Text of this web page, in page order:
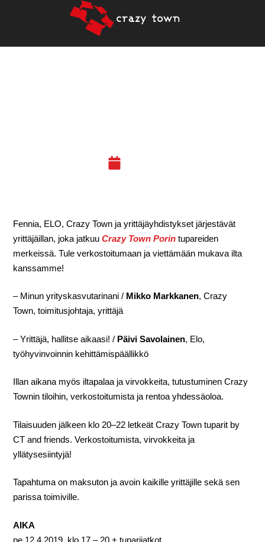
Fennia, ELO, Crazy Town ja yrittäjäyhdistykset järjestävät
yrittäjäillan, joka jatkuuCrazy Town Porintupareiden
merkeissä. Tule verkostoitumaan ja viettämään mukava ilta
kanssamme!
– Minun yrityskasvutarinani / Mikko Markkanen, Crazy
Town, toimitusjohtaja, yrittäjä
– Yrittäjä, hallitse aikaasi! / Päivi Savolainen, Elo,
työhyvinvoinnin kehittämispäällikkö
Illan aikana myös iltapalaa ja virvokkeita, tutustuminen Crazy
Townin tiloihin, verkostoitumista ja rentoa yhdessäoloa.
Tilaisuuden jälkeen klo 20–22 letkeät Crazy Town tuparit by
CT and friends. Verkostoitumista, virvokkeita ja
yllätysesiintyjä!
Tapahtuma on maksuton ja avoin kaikille yrittäjille sekä sen
parissa toimiville.
AIKA
pe 12.4.2019, klo 17 – 20 + tuparijatkot